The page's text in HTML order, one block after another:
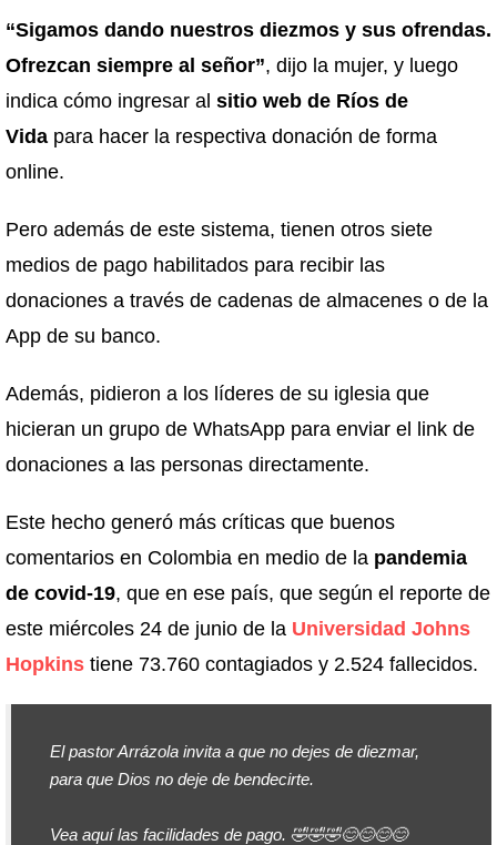
“Sigamos dando nuestros diezmos y sus ofrendas.
Ofrezcan siempre al señor”, dijo la mujer, y luego
indica cómo ingresar al sitio web de Ríos de
Vida para hacer la respectiva donación de forma
online.
Pero además de este sistema, tienen otros siete
medios de pago habilitados para recibir las
donaciones a través de cadenas de almacenes o de la
App de su banco.
Además, pidieron a los líderes de su iglesia que
hicieran un grupo de WhatsApp para enviar el link de
donaciones a las personas directamente.
Este hecho generó más críticas que buenos
comentarios en Colombia en medio de la pandemia
de covid-19, que en ese país, que según el reporte de
este miércoles 24 de junio de la Universidad Johns
Hopkins tiene 73.760 contagiados y 2.524 fallecidos.
El pastor Arrázola invita a que no dejes de diezmar,
para que Dios no deje de bendecirte.
Vea aquí las facilidades de pago. 🤣🤣🤣😊😊😊😊